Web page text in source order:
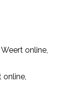
online,
online,